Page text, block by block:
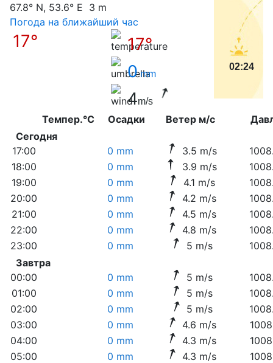
67.8° N, 53.6° E 3 m
Погода на ближайший час
17°
17°
0mm
4m/s
02:24
Темпер.°C Осадки Ветер м/с
Сегодня
17:00
0 mm 3.5 m/s
18:00
0 mm 3.9 m/s
19:00
0 mm 4.1 m/s
20:00
0 mm 4.2 m/s
21:00
0 mm 4.5 m/s
22:00
0 mm 4.8 m/s
23:00
0 mm 5 m/s
Завтра
00:00
0 mm 5 m/s
01:00
0 mm 5 m/s
02:00
0 mm 5 m/s
03:00
0 mm 4.6 m/s
04:00
0 mm 4.3 m/s
05:00
0 mm 4.3 m/s